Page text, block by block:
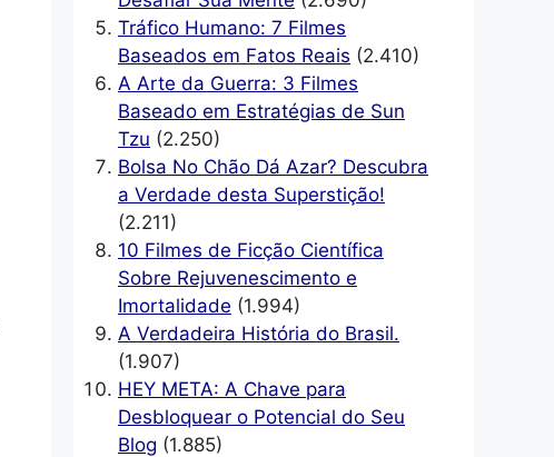
Tráfico Humano: 7 Filmes
Baseados em Fatos Reais (2.410)
A Arte da Guerra: 3 Filmes
Baseado em Estratégias de Sun
Tzu (2.250)
Bolsa No Chão Dá Azar? Descubra
a Verdade desta Superstição!
(2.211)
10 Filmes de Ficção Científica
Sobre Rejuvenescimento e
Imortalidade (1.994)
A Verdadeira História do Brasil.
(1.907)
HEY META: A Chave para
Desbloquear o Potencial do Seu
Blog (1.885)